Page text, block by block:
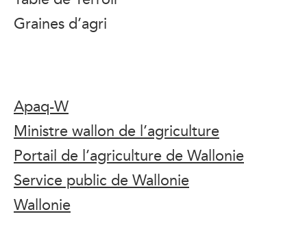
Graines d’agri
Apaq-W
Ministre wallon de l’agriculture
Portail de l’agriculture de Wallonie
Service public de Wallonie
Wallonie